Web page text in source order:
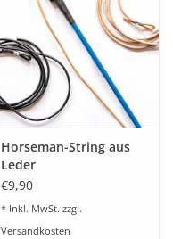
Horseman-String aus
Leder
€9,90
* Inkl. MwSt. zzgl.
Versandkosten